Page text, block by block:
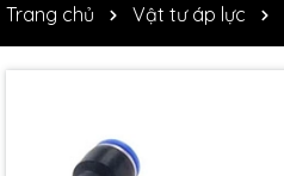
Trang chủ Vật tư áp lực